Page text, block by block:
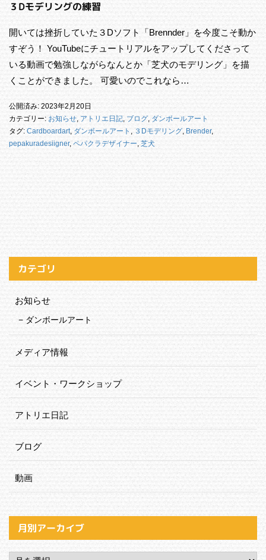
３Dモデリングの練習
開いては挫折していた３Dソフト「Brennder」を今度こそ動か
すぞう！ YouTubeにチュートリアルをアップしてくださって
いる動画で勉強しながらなんとか「芝犬のモデリング」を描
くことができました。 可愛いのでこれなら…
公開済み: 2023年2月20日
カテゴリー: お知らせ, アトリエ日記, ブログ, ダンボールアート
タグ: Cardboardart, ダンボールアート , ３Dモデリング, Brender,
pepakuradesiigner, ペパクラデザイナー, 芝犬
カテゴリ
お知らせ
ダンボールアート
メディア情報
イベント・ワークショップ
アトリエ日記
ブログ
動画
月別アーカイブ